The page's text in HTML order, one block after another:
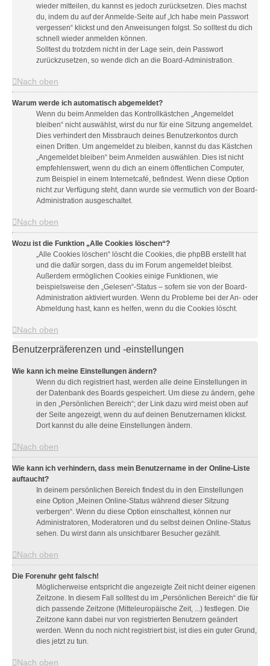
wieder mitteilen, du kannst es jedoch zurücksetzen. Dies machst
du, indem du auf der Anmelde-Seite auf „Ich habe mein Passwort
vergessen“ klickst und den Anweisungen folgst. So solltest du dich
schnell wieder anmelden können.
Solltest du trotzdem nicht in der Lage sein, dein Passwort
zurückzusetzen, so wende dich an die Board-Administration.
Nach oben
Warum werde ich automatisch abgemeldet?
Wenn du beim Anmelden das Kontrollkästchen „Angemeldet
bleiben“ nicht auswählst, wirst du nur für eine Sitzung angemeldet.
Dies verhindert den Missbrauch deines Benutzerkontos durch
einen Dritten. Um angemeldet zu bleiben, kannst du das Kästchen
„Angemeldet bleiben“ beim Anmelden auswählen. Dies ist nicht
empfehlenswert, wenn du dich an einem öffentlichen Computer,
zum Beispiel in einem Internetcafé, befindest. Wenn diese Option
nicht zur Verfügung steht, dann wurde sie vermutlich von der Board-
Administration ausgeschaltet.
Nach oben
Wozu ist die Funktion „Alle Cookies löschen“?
„Alle Cookies löschen“ löscht die Cookies, die phpBB erstellt hat
und die dafür sorgen, dass du im Forum angemeldet bleibst.
Außerdem ermöglichen Cookies einige Funktionen, wie
beispielsweise den „Gelesen“-Status – sofern sie von der Board-
Administration aktiviert wurden. Wenn du Probleme bei der An- oder
Abmeldung hast, kann es helfen, wenn du die Cookies löscht.
Nach oben
Benutzerpräferenzen und -einstellungen
Wie kann ich meine Einstellungen ändern?
Wenn du dich registriert hast, werden alle deine Einstellungen in
der Datenbank des Boards gespeichert. Um diese zu ändern, gehe
in den „Persönlichen Bereich“; der Link dazu wird meist oben auf
der Seite angezeigt, wenn du auf deinen Benutzernamen klickst.
Dort kannst du alle deine Einstellungen ändern.
Nach oben
Wie kann ich verhindern, dass mein Benutzername in der Online-Liste
auftaucht?
In deinem persönlichen Bereich findest du in den Einstellungen
eine Option „Meinen Online-Status während dieser Sitzung
verbergen“. Wenn du diese Option einschaltest, können nur
Administratoren, Moderatoren und du selbst deinen Online-Status
sehen. Du wirst dann als unsichtbarer Besucher gezählt.
Nach oben
Die Forenuhr geht falsch!
Möglicherweise entspricht die angezeigte Zeit nicht deiner eigenen
Zeitzone. In diesem Fall solltest du im „Persönlichen Bereich“ die für
dich passende Zeitzone (Mitteleuropäische Zeit, ...) festlegen. Die
Zeitzone kann dabei nur von registrierten Benutzern geändert
werden. Wenn du noch nicht registriert bist, ist dies ein guter Grund,
dies jetzt zu tun.
Nach oben